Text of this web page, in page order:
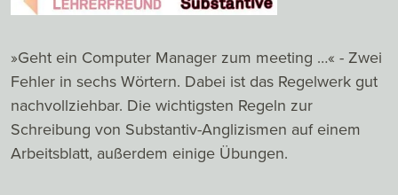
»Geht ein Computer Manager zum meeting …« - Zwei
Fehler in sechs Wörtern. Dabei ist das Regelwerk gut
nachvollziehbar. Die wichtigsten Regeln zur
Schreibung von Substantiv-Anglizismen auf einem
Arbeitsblatt, außerdem einige Übungen.